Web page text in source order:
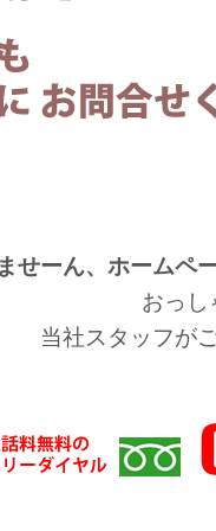
せーん、ホームペ
おっし
当社スタッフが